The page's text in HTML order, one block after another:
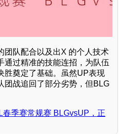
团队配合以及出X 的个人技术
通过精准的技能连招，为队伍
胜奠定了基础。虽然UP表现
团战追回了部分劣势，但BLG
季赛常规赛 BLGvsUP，正